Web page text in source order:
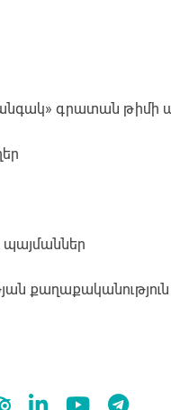
գրատան թիմի
պայմաններ
քաղաքականություն